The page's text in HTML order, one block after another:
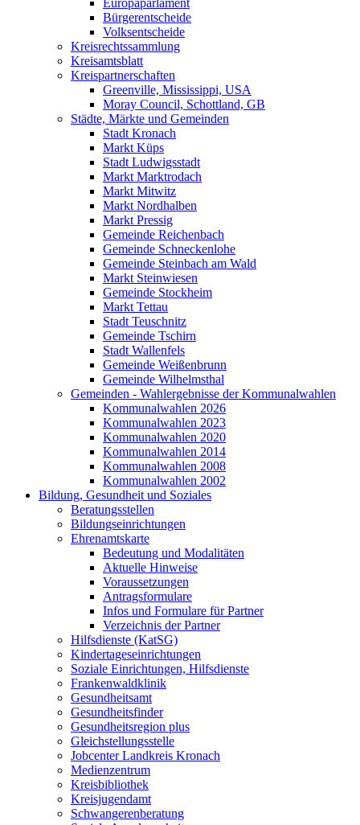
Europaparlament
Bürgerentscheide
Volksentscheide
Kreisrechtssammlung
Kreisamtsblatt
Kreispartnerschaften
Greenville, Mississippi, USA
Moray Council, Schottland, GB
Städte, Märkte und Gemeinden
Stadt Kronach
Markt Küps
Stadt Ludwigsstadt
Markt Marktrodach
Markt Mitwitz
Markt Nordhalben
Markt Pressig
Gemeinde Reichenbach
Gemeinde Schneckenlohe
Gemeinde Steinbach am Wald
Markt Steinwiesen
Gemeinde Stockheim
Markt Tettau
Stadt Teuschnitz
Gemeinde Tschirn
Stadt Wallenfels
Gemeinde Weißenbrunn
Gemeinde Wilhelmsthal
Gemeinden - Wahlergebnisse der Kommunalwahlen
Kommunalwahlen 2026
Kommunalwahlen 2023
Kommunalwahlen 2020
Kommunalwahlen 2014
Kommunalwahlen 2008
Kommunalwahlen 2002
Bildung, Gesundheit und Soziales
Beratungsstellen
Bildungseinrichtungen
Ehrenamtskarte
Bedeutung und Modalitäten
Aktuelle Hinweise
Voraussetzungen
Antragsformulare
Infos und Formulare für Partner
Verzeichnis der Partner
Hilfsdienste (KatSG)
Kindertageseinrichtungen
Soziale Einrichtungen, Hilfsdienste
Frankenwaldklinik
Gesundheitsamt
Gesundheitsfinder
Gesundheitsregion plus
Gleichstellungsstelle
Jobcenter Landkreis Kronach
Medienzentrum
Kreisbibliothek
Kreisjugendamt
Schwangerenberatung